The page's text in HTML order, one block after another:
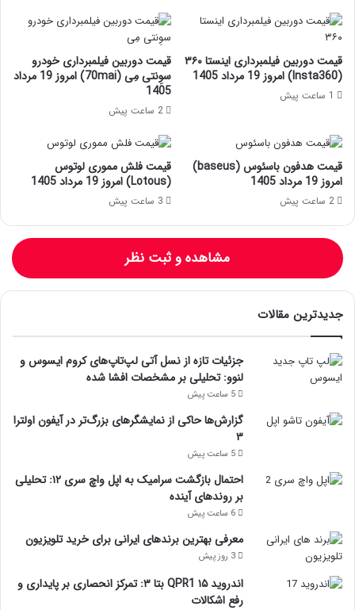
قیمت دوربین فیلمبرداری اینستا ۳۶۰
(Insta360) امروز 19 مرداد 1405
1 ساعت پیش
قیمت دوربین فیلمبرداری خودرو
سوِنتی مِی (70mai) امروز 19 مرداد
1405
2 ساعت پیش
قیمت هدفون باسئوس (baseus)
امروز 19 مرداد 1405
2 ساعت پیش
قیمت فلش مموری لوتوس
(Lotous) امروز 19 مرداد 1405
3 ساعت پیش
مشاهده و ثبت نظر
جدیدترین مقالات
جزئیات تازه از نسل آتی لپ‌تاپ‌های کروم ایسوس و
لنوو: تحلیلی بر مشخصات افشا شده
5 ساعت پیش
گزارش‌ها حاکی از نمایشگرهای بزرگ‌تر در آیفون اولترا
۳
5 ساعت پیش
احتمال بازگشت سرامیک به اپل واچ سری ۱۲: تحلیلی
بر روندهای آینده
6 ساعت پیش
معرفی بهترین برندهای ایرانی برای خرید تلویزیون
3 روز پیش
اندروید ۱۵ QPR1 بتا ۳: تمرکز انحصاری بر پایداری و
رفع اشکالات